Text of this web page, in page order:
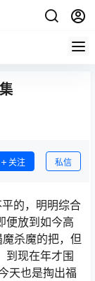
关注 私信
的，明明综合
便放到如今高
杀魔的把，但
到现在年才围
天也是掏出福